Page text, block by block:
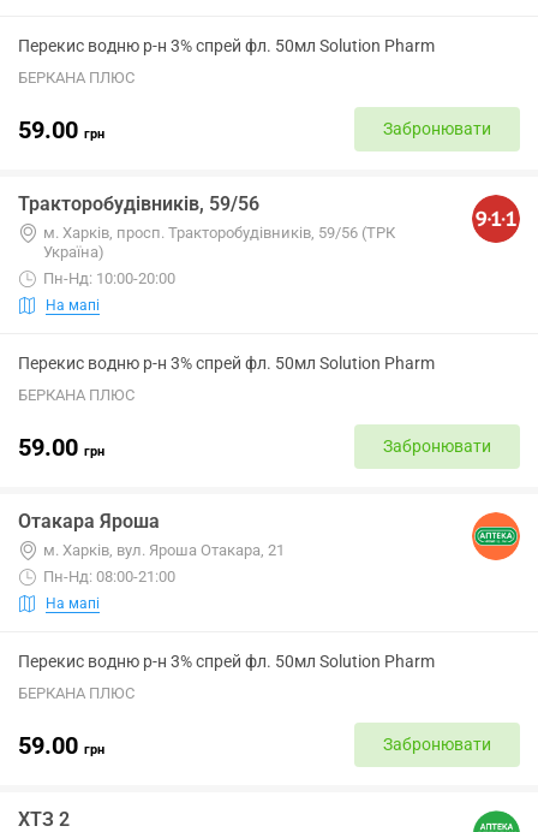
Перекис водню р-н 3% спрей фл. 50мл Solution Pharm
БЕРКАНА ПЛЮС
59.00 грн Забронювати
Тракторобудівників, 59/56
м. Харків, просп. Тракторобудівників, 59/56 (ТРК
Україна)
Пн-Нд: 10:00-20:00
На мапі
Перекис водню р-н 3% спрей фл. 50мл Solution Pharm
БЕРКАНА ПЛЮС
59.00 грн Забронювати
Отакара Яроша
м. Харків, вул. Яроша Отакара, 21
Пн-Нд: 08:00-21:00
На мапі
Перекис водню р-н 3% спрей фл. 50мл Solution Pharm
БЕРКАНА ПЛЮС
59.00 грн Забронювати
ХТЗ 2